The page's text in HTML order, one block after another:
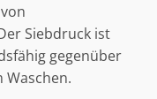
Siebdruck ist
gegenüber